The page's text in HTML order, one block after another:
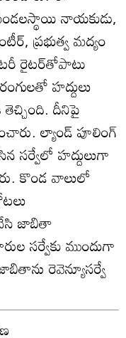
నాయకుడు,
ప్రభుత్వ మద్యం
రైటర్‌తోపాటు
హద్దులు
తెచ్చింది. దీనిపై
ల్యాండ్‌ పూలింగ్‌
సర్వేలో హద్దులుగా
కొండ వాలులో
జాబితా
సర్వేకు ముందుగా
రెవెన్యూసర్వే